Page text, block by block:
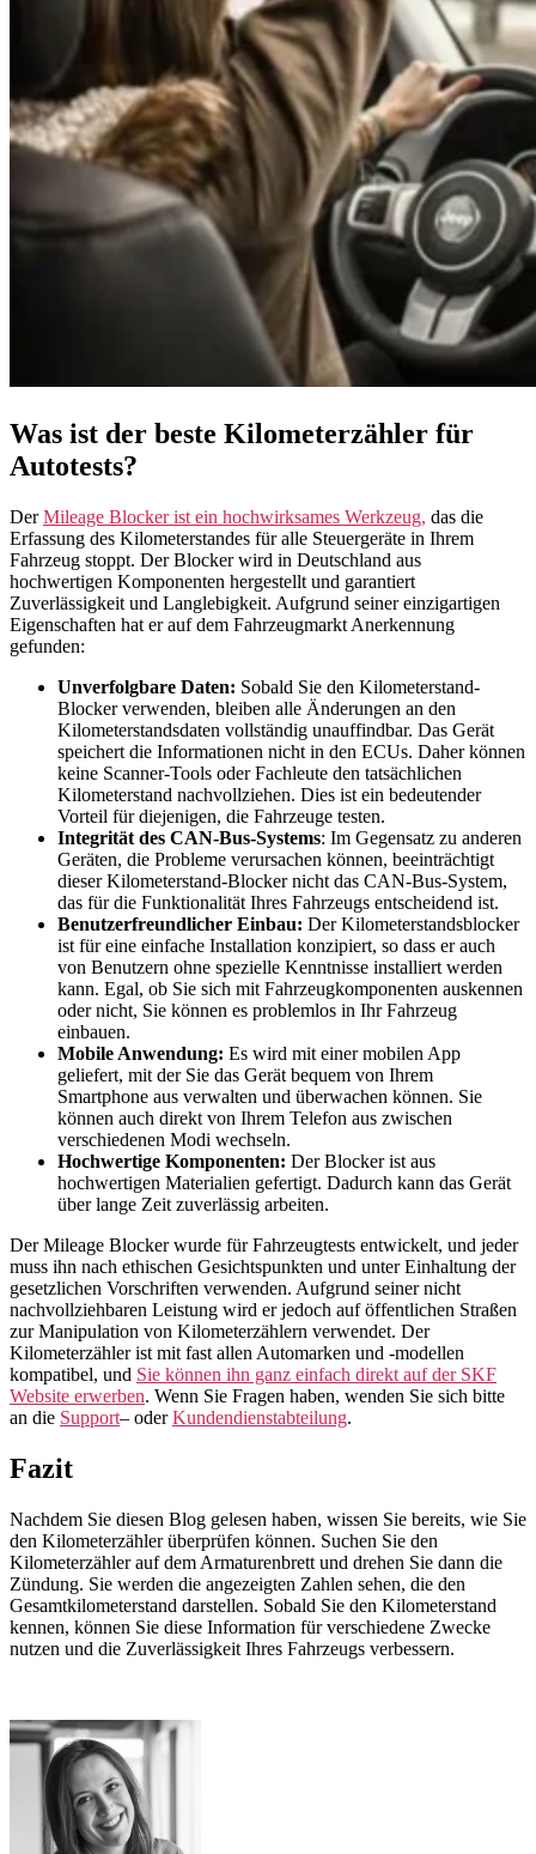
Was ist der beste Kilometerzähler für
Autotests?
DerMileage Blocker ist ein hochwirksames Werkzeug, das die
Erfassung des Kilometerstandes für alle Steuergeräte in Ihrem
Fahrzeug stoppt. Der Blocker wird in Deutschland aus
hochwertigen Komponenten hergestellt und garantiert
Zuverlässigkeit und Langlebigkeit. Aufgrund seiner einzigartigen
Eigenschaften hat er auf dem Fahrzeugmarkt Anerkennung
gefunden:
Unverfolgbare Daten: Sobald Sie den Kilometerstand-
Blocker verwenden, bleiben alle Änderungen an den
Kilometerstandsdaten vollständig unauffindbar. Das Gerät
speichert die Informationen nicht in den ECUs. Daher können
keine Scanner-Tools oder Fachleute den tatsächlichen
Kilometerstand nachvollziehen. Dies ist ein bedeutender
Vorteil für diejenigen, die Fahrzeuge testen.
Integrität des CAN-Bus-Systems: Im Gegensatz zu anderen
Geräten, die Probleme verursachen können, beeinträchtigt
dieser Kilometerstand-Blocker nicht das CAN-Bus-System,
das für die Funktionalität Ihres Fahrzeugs entscheidend ist.
Benutzerfreundlicher Einbau: Der Kilometerstandsblocker
ist für eine einfache Installation konzipiert, so dass er auch
von Benutzern ohne spezielle Kenntnisse installiert werden
kann. Egal, ob Sie sich mit Fahrzeugkomponenten auskennen
oder nicht, Sie können es problemlos in Ihr Fahrzeug
einbauen.
Mobile Anwendung: Es wird mit einer mobilen App
geliefert, mit der Sie das Gerät bequem von Ihrem
Smartphone aus verwalten und überwachen können. Sie
können auch direkt von Ihrem Telefon aus zwischen
verschiedenen Modi wechseln.
Hochwertige Komponenten: Der Blocker ist aus
hochwertigen Materialien gefertigt. Dadurch kann das Gerät
über lange Zeit zuverlässig arbeiten.
Der Mileage Blocker wurde für Fahrzeugtests entwickelt, und jeder
muss ihn nach ethischen Gesichtspunkten und unter Einhaltung der
gesetzlichen Vorschriften verwenden. Aufgrund seiner nicht
nachvollziehbaren Leistung wird er jedoch auf öffentlichen Straßen
zur Manipulation von Kilometerzählern verwendet. Der
Kilometerzähler ist mit fast allen Automarken und -modellen
kompatibel, und Sie können ihn ganz einfach direkt auf der SKF
Website erwerben. Wenn Sie Fragen haben, wenden Sie sich bitte
an die Support– oderKundendienstabteilung.
Fazit
Nachdem Sie diesen Blog gelesen haben, wissen Sie bereits, wie Sie
den Kilometerzähler überprüfen können. Suchen Sie den
Kilometerzähler auf dem Armaturenbrett und drehen Sie dann die
Zündung. Sie werden die angezeigten Zahlen sehen, die den
Gesamtkilometerstand darstellen. Sobald Sie den Kilometerstand
kennen, können Sie diese Information für verschiedene Zwecke
nutzen und die Zuverlässigkeit Ihres Fahrzeugs verbessern.